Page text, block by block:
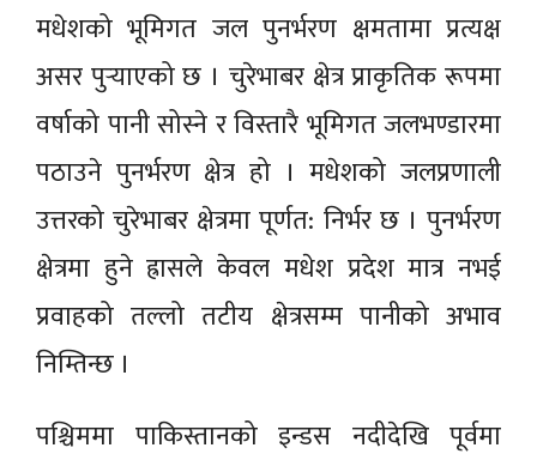
मधेशको भूमिगत जल पुनर्भरण क्षमतामा प्रत्यक्ष
असर पुर्‍याएको छ । चुरेभाबर क्षेत्र प्राकृतिक रूपमा
वर्षाको पानी सोस्ने र विस्तारै भूमिगत जलभण्डारमा
पठाउने पुनर्भरण क्षेत्र हो । मधेशको जलप्रणाली
उत्तरको चुरेभाबर क्षेत्रमा पूर्णत: निर्भर छ । पुनर्भरण
क्षेत्रमा हुने ह्रासले केवल मधेश प्रदेश मात्र नभई
प्रवाहको तल्लो तटीय क्षेत्रसम्म पानीको अभाव
निम्तिन्छ ।
पश्चिममा पाकिस्तानको इन्डस नदीदेखि पूर्वमा